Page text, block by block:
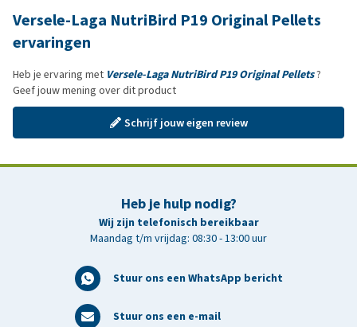
Versele-Laga NutriBird P19 Original Pellets
ervaringen
Heb je ervaring met Versele-Laga NutriBird P19 Original Pellets?
Geef jouw mening over dit product
Schrijf jouw eigen review
Heb je hulp nodig?
Wij zijn telefonisch bereikbaar
Maandag t/m vrijdag: 08:30 - 13:00 uur
Stuur ons een WhatsApp bericht
Stuur ons een e-mail